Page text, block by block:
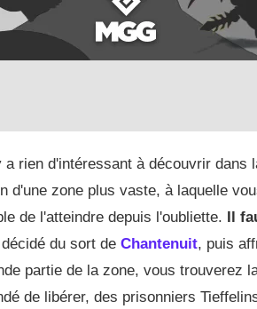
a rien d'intéressant à découvrir dans
d'une zone plus vaste, à laquelle
de l'atteindre depuis l'oubliette. Il
du sort de Chantenuit, puis
partie de la zone, vous trouverez
de libérer, des prisonniers